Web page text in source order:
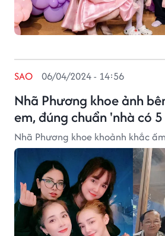
Nhã Phương khoe ảnh
em, đúng chuẩn 'nhà có
SAO 06/04/2024 - 14:56
Nhã Phương khoe khoảnh khắc